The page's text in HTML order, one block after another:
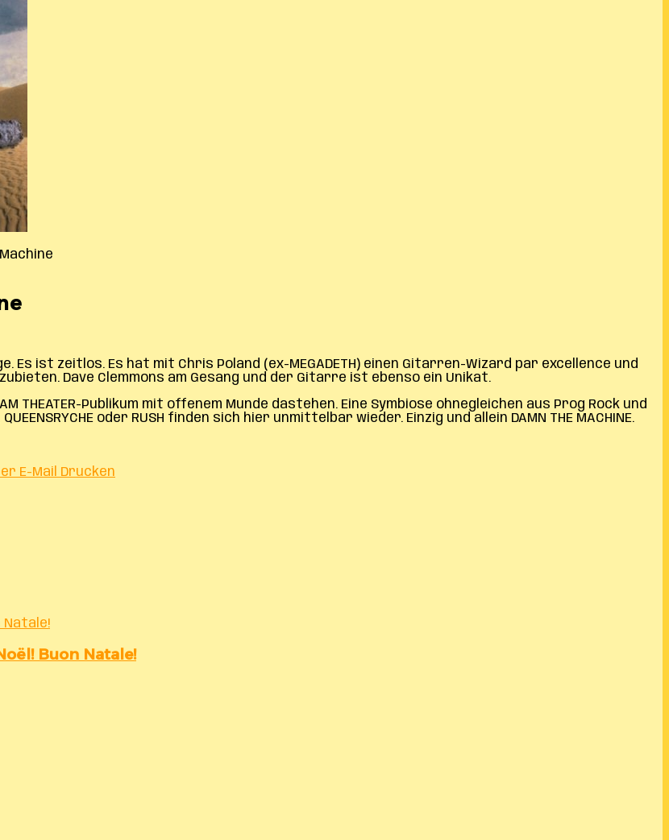
Machine
Es ist zeitlos. Es hat mit Chris Poland (ex-MEGADETH) einen Gitarren-Wizard par excellence und
Dave Clemmons am Gesang und der Gitarre ist ebenso ein Unikat.
THEATER-Publikum mit offenem Munde dastehen. Eine Symbiose ohnegleichen aus Prog Rock und
oder RUSH finden sich hier unmittelbar wieder. Einzig und allein DAMN THE MACHINE.
E-Mail Drucken
Natale!
Buon Natale!